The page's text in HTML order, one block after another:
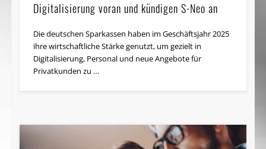
Digitalisierung voran und kündigen S-Neo an
Die deutschen Sparkassen haben im Geschäftsjahr 2025
ihre wirtschaftliche Stärke genutzt, um gezielt in
Digitalisierung, Personal und neue Angebote für
Privatkunden zu …